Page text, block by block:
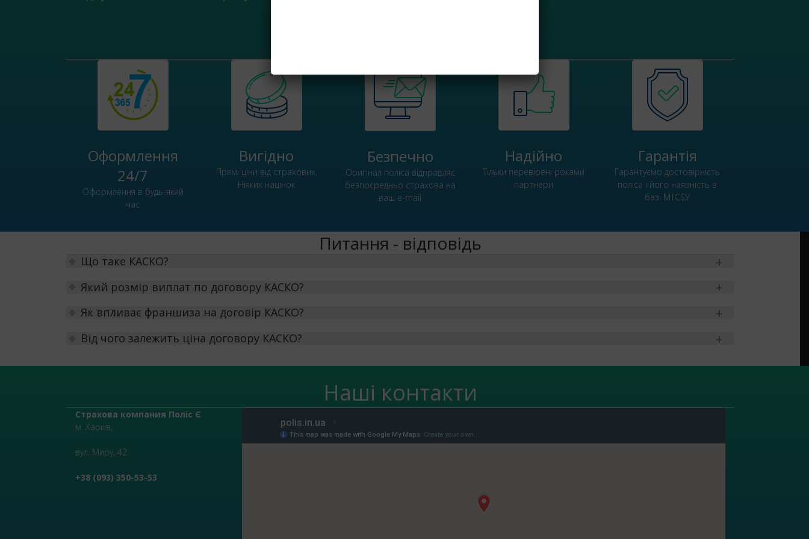
Оформлення
24/7
Оформлення в будь-який
час
Вигідно
Прямі ціни від страхових.
Ніяких націнок
Безпечно
Оригінал поліса відправляє
безпосредньо страхова на
ваш e-mail
Надійно
Тільки перевірені роками
партнери
Гарантія
Гарантуємо достовірність
поліса і його наявність в
базі МТСБУ
Питання - відповідь
Що таке КАСКО?
Який розмір виплат по договору КАСКО?
Як впливає франшиза на договір КАСКО?
Від чого залежить ціна договору КАСКО?
Наші контакти
Страхова компания Поліс Є
м. Харків,
вул. Миру, 42
+38 (093) 350-53-53